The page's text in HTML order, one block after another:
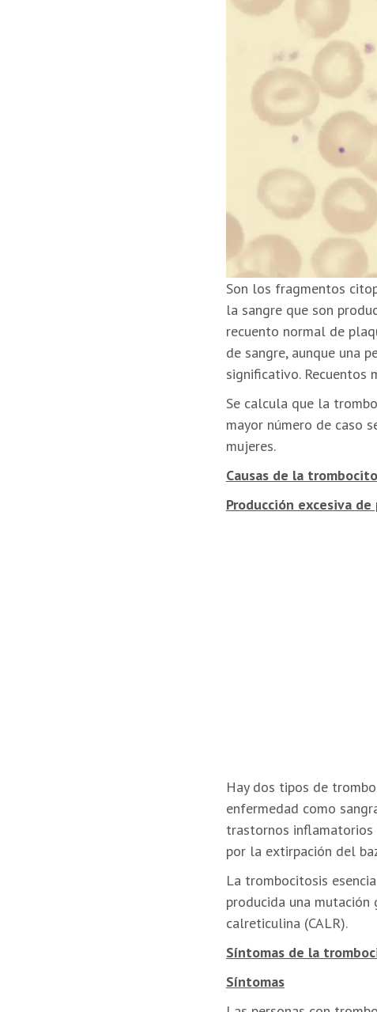
Son los fragmentos
la sangre que son
recuento normal de
de sangre, aunque una
significativo. Recuentos
Se calcula que la
mayor número de caso
mujeres.
Causas de la
Producción excesiva
Hay dos tipos de
enfermedad como
trastornos inflamatorios
por la extirpación del
La trombocitosis
producida una mutación
calreticulina (CALR).
Síntomas de la
Síntomas